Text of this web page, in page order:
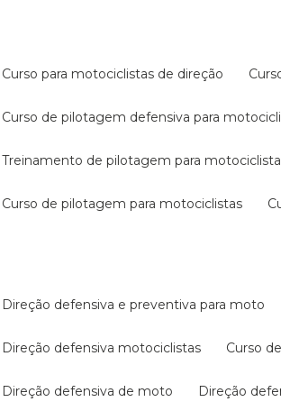
curso para motociclistas de direção
curso de pilotagem defensiva para
treinamento de pilotagem para
curso de pilotagem para motociclistas
direção defensiva e preventiva para moto
direção defensiva motociclistas curso
direção defensiva de moto direção